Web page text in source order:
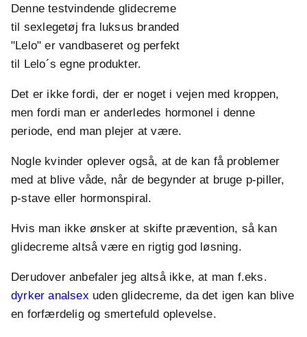
Denne testvindende glidecreme
til sexlegetøj fra luksus branded
"Lelo" er vandbaseret og perfekt
til Lelo´s egne produkter.
Det er ikke fordi, der er noget i vejen med kroppen,
men fordi man er anderledes hormonel i denne
periode, end man plejer at være.
Nogle kvinder oplever også, at de kan få problemer
med at blive våde, når de begynder at bruge p-piller,
p-stave eller hormonspiral.
Hvis man ikke ønsker at skifte prævention, så kan
glidecreme altså være en rigtig god løsning.
Derudover anbefaler jeg altså ikke, at man f.eks.
dyrker analsex uden glidecreme, da det igen kan blive
en forfærdelig og smertefuld oplevelse.